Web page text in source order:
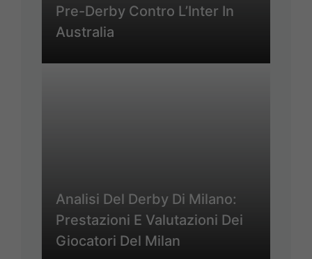
Pre-Derby Contro L’Inter In
Australia
Analisi Del Derby Di Milano:
Prestazioni E Valutazioni Dei
Giocatori Del Milan